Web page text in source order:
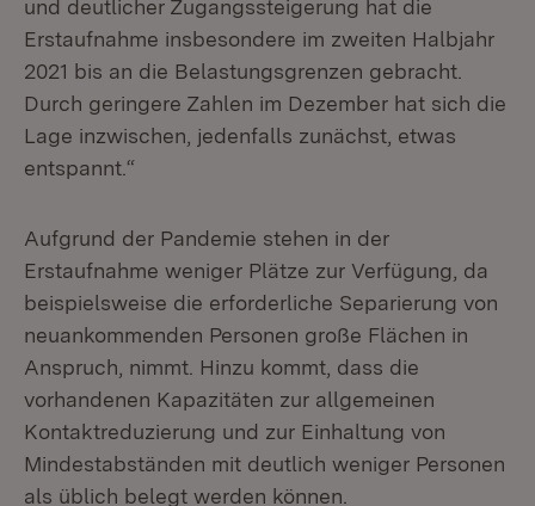
und deutlicher Zugangssteigerung hat die
Erstaufnahme insbesondere im zweiten Halbjahr
2021 bis an die Belastungsgrenzen gebracht.
Durch geringere Zahlen im Dezember hat sich die
Lage inzwischen, jedenfalls zunächst, etwas
entspannt.“
Aufgrund der Pandemie stehen in der
Erstaufnahme weniger Plätze zur Verfügung, da
beispielsweise die erforderliche Separierung von
neuankommenden Personen große Flächen in
Anspruch, nimmt. Hinzu kommt, dass die
vorhandenen Kapazitäten zur allgemeinen
Kontaktreduzierung und zur Einhaltung von
Mindestabständen mit deutlich weniger Personen
als üblich belegt werden können.